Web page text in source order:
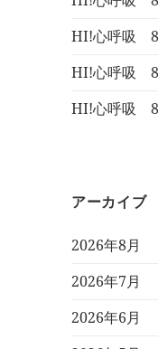
HI!心呼吸 8
HI!心呼吸 8
HI!心呼吸 8
アーカイブ
2026年8月
2026年7月
2026年6月